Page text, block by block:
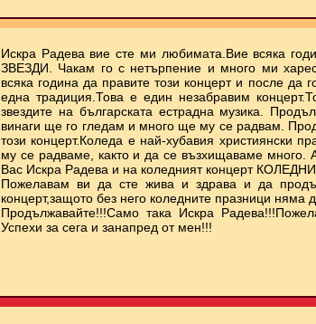
Искра Радева вие сте ми любимата.Вие всяка
ЗВЕЗДИ. Чакам го с нетърпение и много ми
всяка година да правите този концерт и после да
една традиция.Това е един незабравим
звездите на българската естрадна музика.
винаги ще го гледам и много ще му се радвам.
този концерт.Коледа е най-хубавия християнски
му се радваме, както и да се възхищаваме много.
Вас Искра Радева и на коледният концерт
Пожелавам ви да сте жива и здрава и да
концерт,защото без него коледните празници няма
Продължавайте!!!Само така Искра
Успехи за сега и занапред от мен!!!